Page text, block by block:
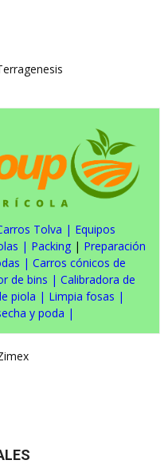
Tolva | Equipos
| Packing | Preparación
| Carros cónicos de
de bins | Calibradora de
piola | Limpia fosas |
y poda |